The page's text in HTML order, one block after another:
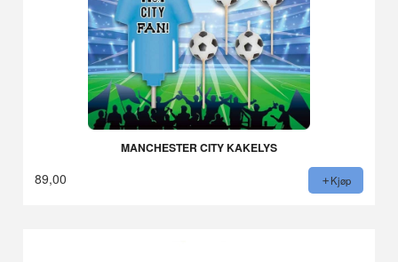
MANCHESTER CITY KAKELYS
89,00 Kjøp